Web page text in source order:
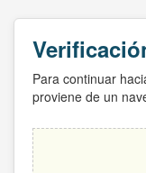
Para continuar
proviene de un